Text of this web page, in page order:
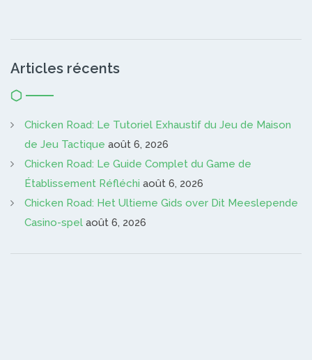
Articles récents
Chicken Road: Le Tutoriel Exhaustif du Jeu de Maison
de Jeu Tactique août 6, 2026
Chicken Road: Le Guide Complet du Game de
Établissement Réfléchi août 6, 2026
Chicken Road: Het Ultieme Gids over Dit Meeslepende
Casino-spel août 6, 2026